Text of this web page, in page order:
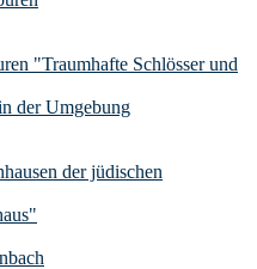
"Traumhafte Schlösser und
der Umgebung
der jüdischen